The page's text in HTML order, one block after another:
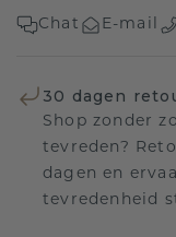
Chat E-mail
30 dagen
Shop zonder
tevreden?
dagen en
tevredenheid